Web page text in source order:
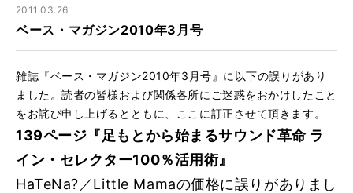
2011.03.26
ベース・マガジン2010年3月号
雑誌『ベース・マガジン2010年3月号』に以下の誤りがあり
ました。読者の皆様および関係各所にご迷惑をおかけしたこと
をお詫び申し上げるとともに、ここに訂正させて頂きます。
139ページ『足もとから始まるサウンド革命 ラ
イン・セレクター100％活用術』
HaTeNa?／Little Mamaの価格に誤りがありまし